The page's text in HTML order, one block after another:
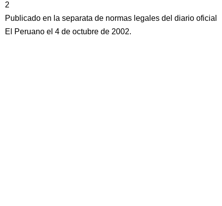
2
Publicado en la separata de normas legales del diario oficial
El Peruano el 4 de octubre de 2002.